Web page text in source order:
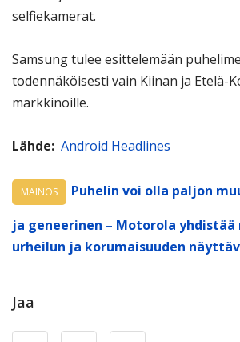
selfiekamerat.
Samsung tulee esittelemään
todennäköisesti vain Kiinan ja Etelä-
markkinoille.
Lähde: Android Headlines
MAINOS
Puhelin voi olla paljon
ja geneerinen – Motorola yhdistää
urheilun ja korumaisuuden
Jaa